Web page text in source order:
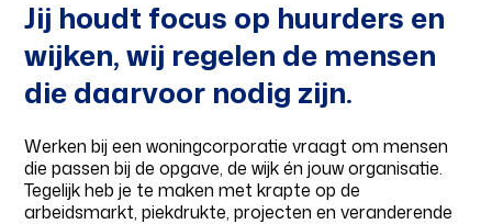
Jij houdt focus op huurders en
wijken, wij regelen de mensen
die daarvoor nodig zijn.
Werken bij een woningcorporatie vraagt om mensen
die passen bij de opgave, de wijk én jouw organisatie.
Tegelijk heb je te maken met krapte op de
arbeidsmarkt, piekdrukte, projecten en veranderende